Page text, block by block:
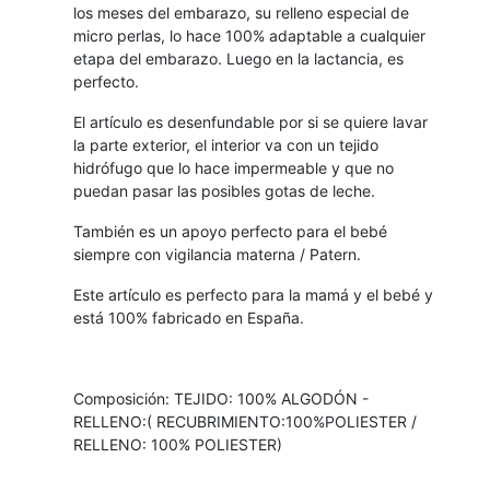
los meses del embarazo, su relleno especial de
micro perlas, lo hace 100% adaptable a cualquier
etapa del embarazo. Luego en la lactancia, es
perfecto.
El artículo es desenfundable por si se quiere lavar
la parte exterior, el interior va con un tejido
hidrófugo que lo hace impermeable y que no
puedan pasar las posibles gotas de leche.
También es un apoyo perfecto para el bebé
siempre con vigilancia materna / Patern.
Este artículo es perfecto para la mamá y el bebé y
está 100% fabricado en España.
Composición: TEJIDO: 100% ALGODÓN -
RELLENO:( RECUBRIMIENTO:100%POLIESTER /
RELLENO: 100% POLIESTER)